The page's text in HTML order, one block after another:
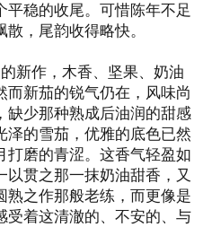
平稳的收尾。可惜陈年不足
，尾韵收得略快。
新作，木香、坚果、奶油
而新茄的锐气仍在，风味尚
缺少那种熟成后油润的甜感
泽的雪茄，优雅的底色已然
打磨的青涩。这香气轻盈如
贯之那一抹奶油甜香，又
熟之作那般老练，而更像是
受着这清澈的、不安的、与